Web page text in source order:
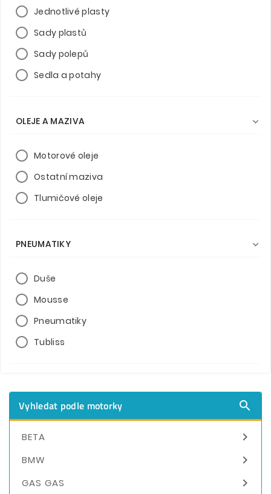
Jednotlivé plasty
Sady plastů
Sady polepů
Sedla a potahy
OLEJE A MAZIVA 
Motorové oleje
Ostatní maziva
Tlumičové oleje
PNEUMATIKY 
Duše
Mousse
Pneumatiky
Tubliss
Vyhledat podle motorky 
BETA 
BMW 
GAS GAS 